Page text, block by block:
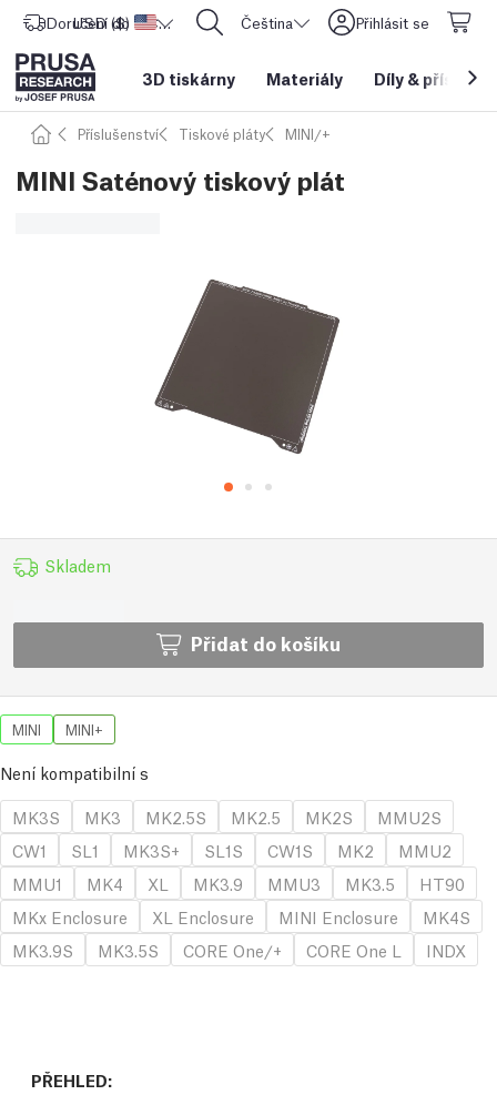
Doručení do Spojené státy americké
USD ($) CORE One L: Nyní skladem! Čeština Přihlásit se
3D tiskárny Materiály Díly &
Příslušenství Tiskové pláty MINI/+
MINI Saténový tiskový plát
Skladem
Přidat do košíku
MINI MINI+
Není kompatibilní s
MK3S
MK3 MK2.5S MK2.5 MK2S
MMU2S
CW1
SL1 MK3S+ SL1S CW1S MK2
MMU2
MMU1
MK4 XL MK3.9 MMU3 MK3.5
HT90
MKx Enclosure
XL Enclosure MINI Enclosure
MK4S
MK3.9S
MK3.5S CORE One/+ CORE One L INDX
PŘEHLED: